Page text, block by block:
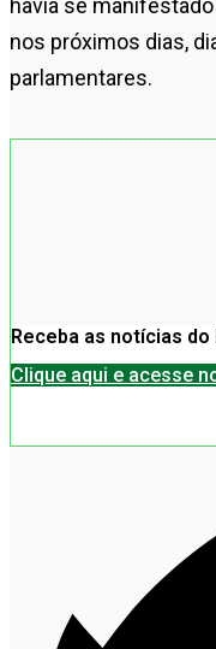
havia se
nos próximos dias,
parlamentares.
Receba as notícias
Clique aqui e acesse